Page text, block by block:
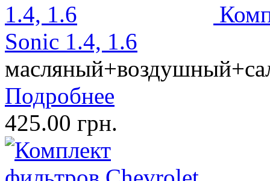
Sonic 1.4, 1.6
Подробнее
425.00 грн.